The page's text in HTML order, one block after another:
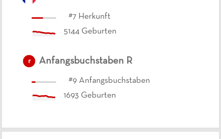
#7 Herkunft
5144 Geburten
r Anfangsbuchstaben R
#9 Anfangsbuchstaben
1693 Geburten